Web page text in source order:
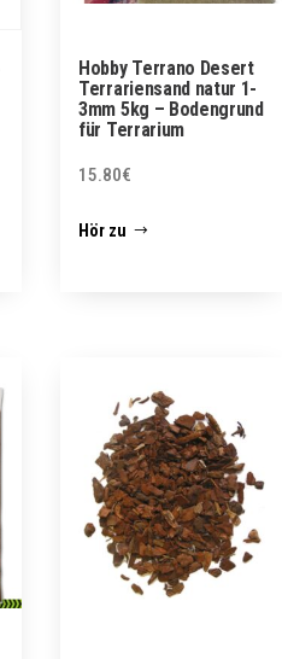
Hobby Terrano Desert
Terrariensand natur 1-
3mm 5kg – Bodengrund
für Terrarium
15.80€
Hör zu